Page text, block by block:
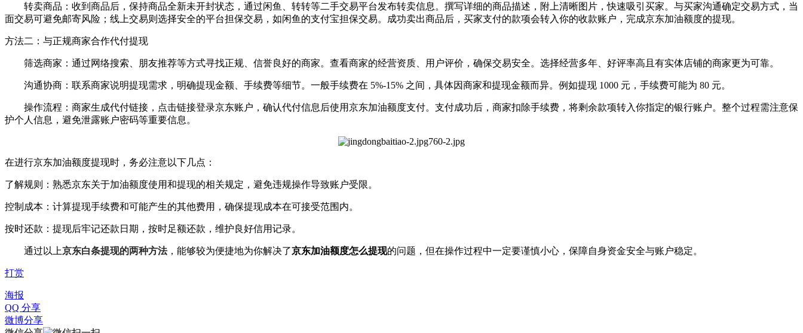
转卖商品：收到商品后，保持商品全新未开封状态，通过闲鱼、转转等二手交易平台发布转卖信息。撰写详细的商品描述，附上清晰图片，快速吸引买家。与买家沟通确定交易方式，当
面交易可避免邮寄风险；线上交易则选择安全的平台担保交易，如闲鱼的支付宝担保交易。成功卖出商品后，买家支付的款项会转入你的收款账户，完成京东加油额度的提现。
方法二：与正规商家合作代付提现
筛选商家：通过网络搜索、朋友推荐等方式寻找正规、信誉良好的商家。查看商家的经营资质、用户评价，确保交易安全。选择经营多年、好评率高且有实体店铺的商家更为可靠。
沟通协商：联系商家说明提现需求，明确提现金额、手续费等细节。一般手续费在 5%-15% 之间，具体因商家和提现金额而异。例如提现 1000 元，手续费可能为 80 元。
操作流程：商家生成代付链接，点击链接登录京东账户，确认代付信息后使用京东加油额度支付。支付成功后，商家扣除手续费，将剩余款项转入你指定的银行账户。整个过程需注意保
护个人信息，避免泄露账户密码等重要信息。
在进行京东加油额度提现时，务必注意以下几点：
了解规则：熟悉京东关于加油额度使用和提现的相关规定，避免违规操作导致账户受限。
控制成本：计算提现手续费和可能产生的其他费用，确保提现成本在可接受范围内。
按时还款：提现后牢记还款日期，按时足额还款，维护良好信用记录。
通过以上京东白条提现的两种方法，能够较为便捷地为你解决了京东加油额度怎么提现的问题，但在操作过程中一定要谨慎小心，保障自身资金安全与账户稳定。
打赏
海报
QQ 分享
微博分享